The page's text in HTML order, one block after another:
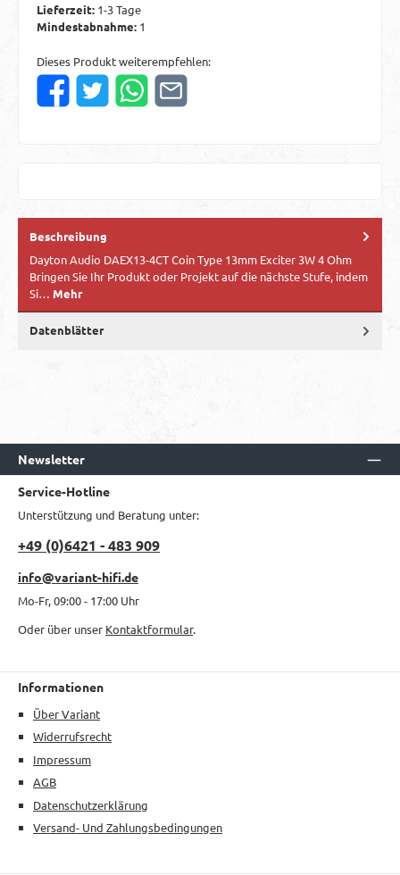
Lieferzeit: 1-3 Tage
Mindestabnahme: 1
Dieses Produkt weiterempfehlen:
Beschreibung
Dayton Audio DAEX13-4CT Coin Type 13mm Exciter 3W 4 Ohm
Bringen Sie Ihr Produkt oder Projekt auf die nächste Stufe, indem
Si… Mehr
Datenblätter
Newsletter
Service-Hotline
Unterstützung und Beratung unter:
+49 (0)6421 - 483 909
info@variant-hifi.de
Mo-Fr, 09:00 - 17:00 Uhr
Oder über unser Kontaktformular.
Informationen
Über Variant
Widerrufsrecht
Impressum
AGB
Datenschutzerklärung
Versand- Und Zahlungsbedingungen